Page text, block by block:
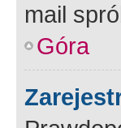
mail
Góra